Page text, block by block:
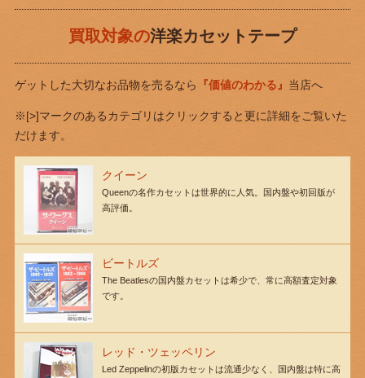
買取対象の洋楽カセットテープ
ゲットした大切なお品物を売るなら 『価値のわかる』 当店へ
※[>]マークのあるカテゴリはクリックすると更に詳細をご覧いた
だけます。
クイーン
Queenの名作カセットは世界的に人気。国内盤や初回版が
高評価。
ビートルズ
The Beatlesの国内盤カセットは希少で、常に高額査定対象
です。
レッド・ツェッペリン
Led Zeppelinの初版カセットは流通少なく、国内盤は特に高